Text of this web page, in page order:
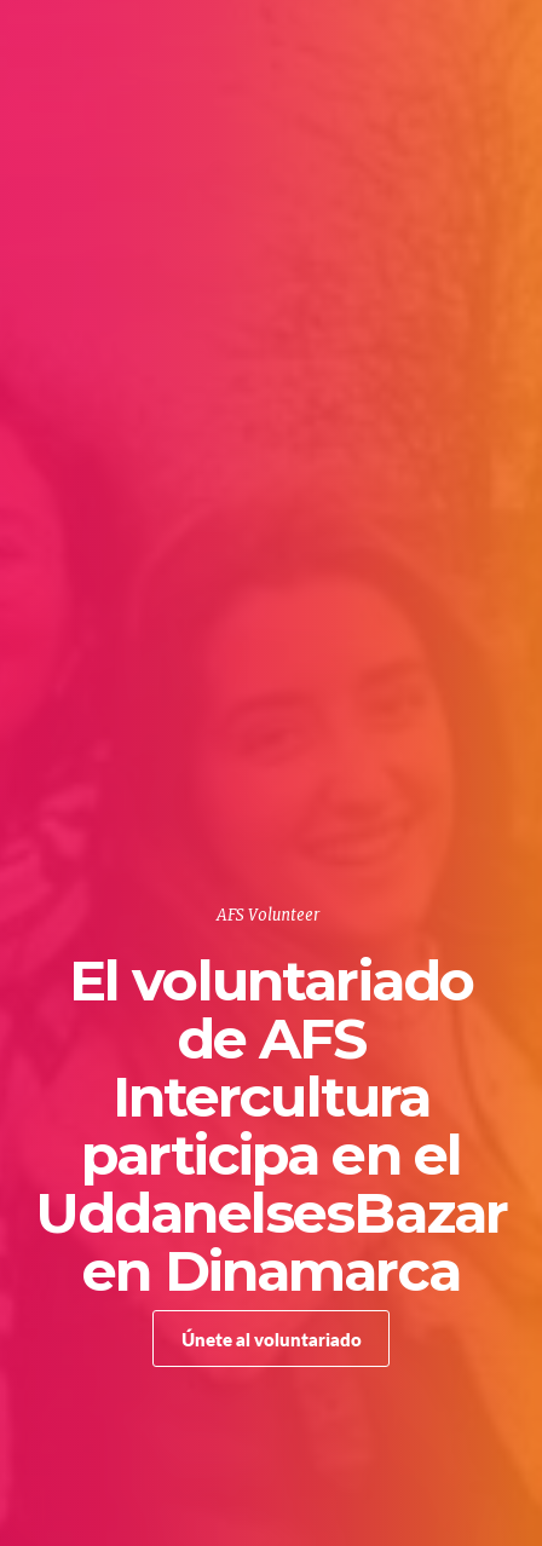
AFS Volunteer
El voluntariado
de AFS
Intercultura
participa en el
UddanelsesBazar
en Dinamarca
Únete al voluntariado